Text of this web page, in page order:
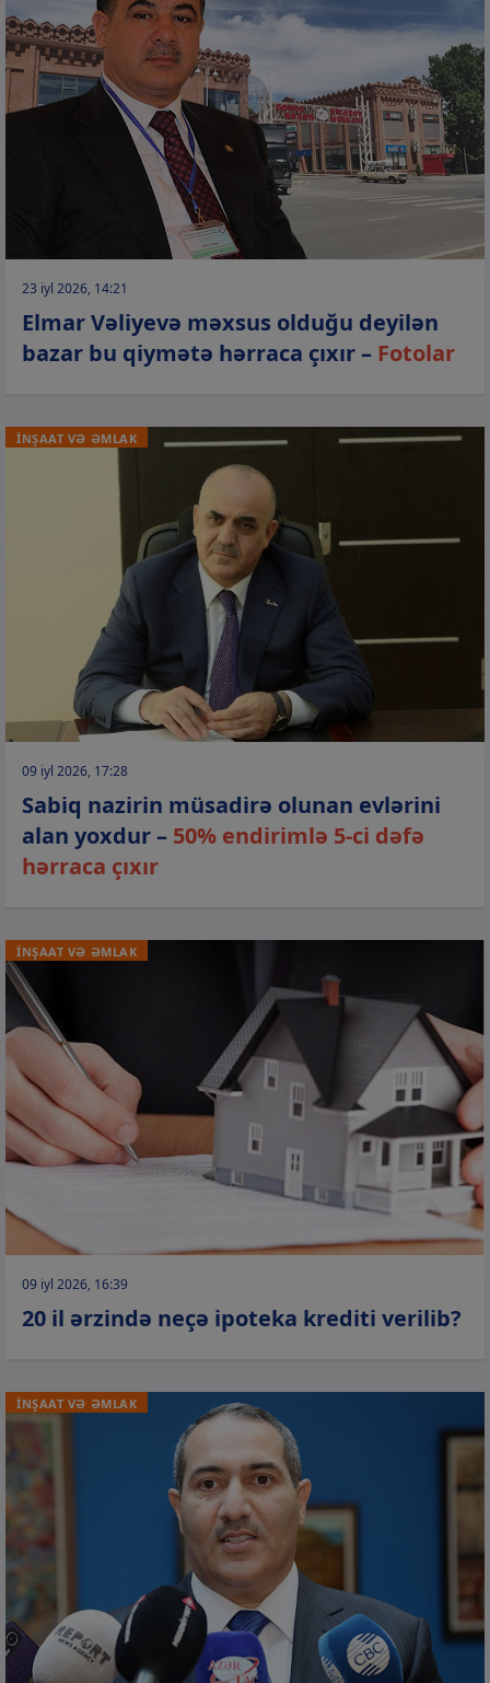
23 iyl 2026, 14:21
Elmar Vəliyevə məxsus olduğu deyilən
bazar bu qiymətə hərraca çıxır – Fotolar
İNŞAAT VƏ ƏMLAK
09 iyl 2026, 17:28
Sabiq nazirin müsadirə olunan evlərini
alan yoxdur – 50% endirimlə 5-ci dəfə
hərraca çıxır
İNŞAAT VƏ ƏMLAK
09 iyl 2026, 16:39
20 il ərzində neçə ipoteka krediti verilib?
İNŞAAT VƏ ƏMLAK